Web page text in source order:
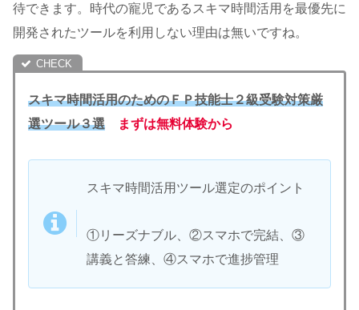
待できます。時代の寵児であるスキマ時間活用を最優先に
開発されたツールを利用しない理由は無いですね。
スキマ時間活用のためのＦＰ技能士２級受験対策厳
選ツール３選
まずは無料体験から
スキマ時間活用ツール選定のポイント
①リーズナブル、②スマホで完結、③
講義と答練、④スマホで進捗管理